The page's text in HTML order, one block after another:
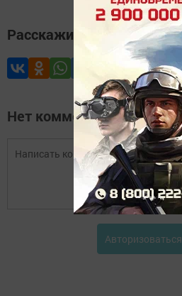
Расскажите друзьям
Нет комментариев
Авторизоваться